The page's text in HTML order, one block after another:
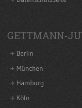
GETTMANN-
Berlin
München
Hamburg
Köln